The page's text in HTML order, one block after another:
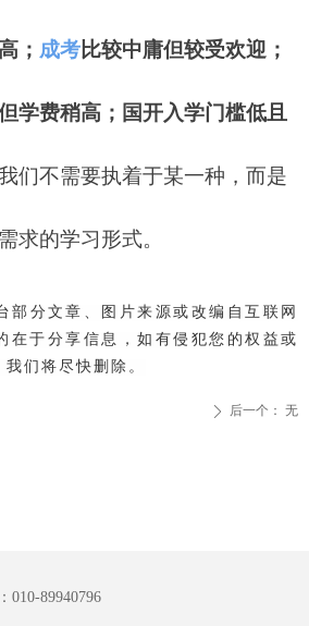
； 成考比较中庸但较受欢迎；
学费稍高； 国开入学门槛低且
们不需要执着于某一种，而是
求的学习形式。
部分文章、图片来源或改编自互联网
在于分享信息，如有侵犯您的权益或
们将尽快删除。
ꄲ 后一个： 无
010-89940796